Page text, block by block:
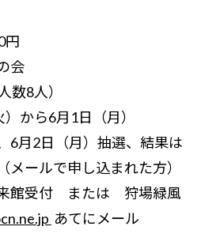
円
会
数8人）
から6月1日（月）
6月2日（月）抽選、結果は
ールで申し込まれた方）
館受付 または 狩場緑風
あてにメール